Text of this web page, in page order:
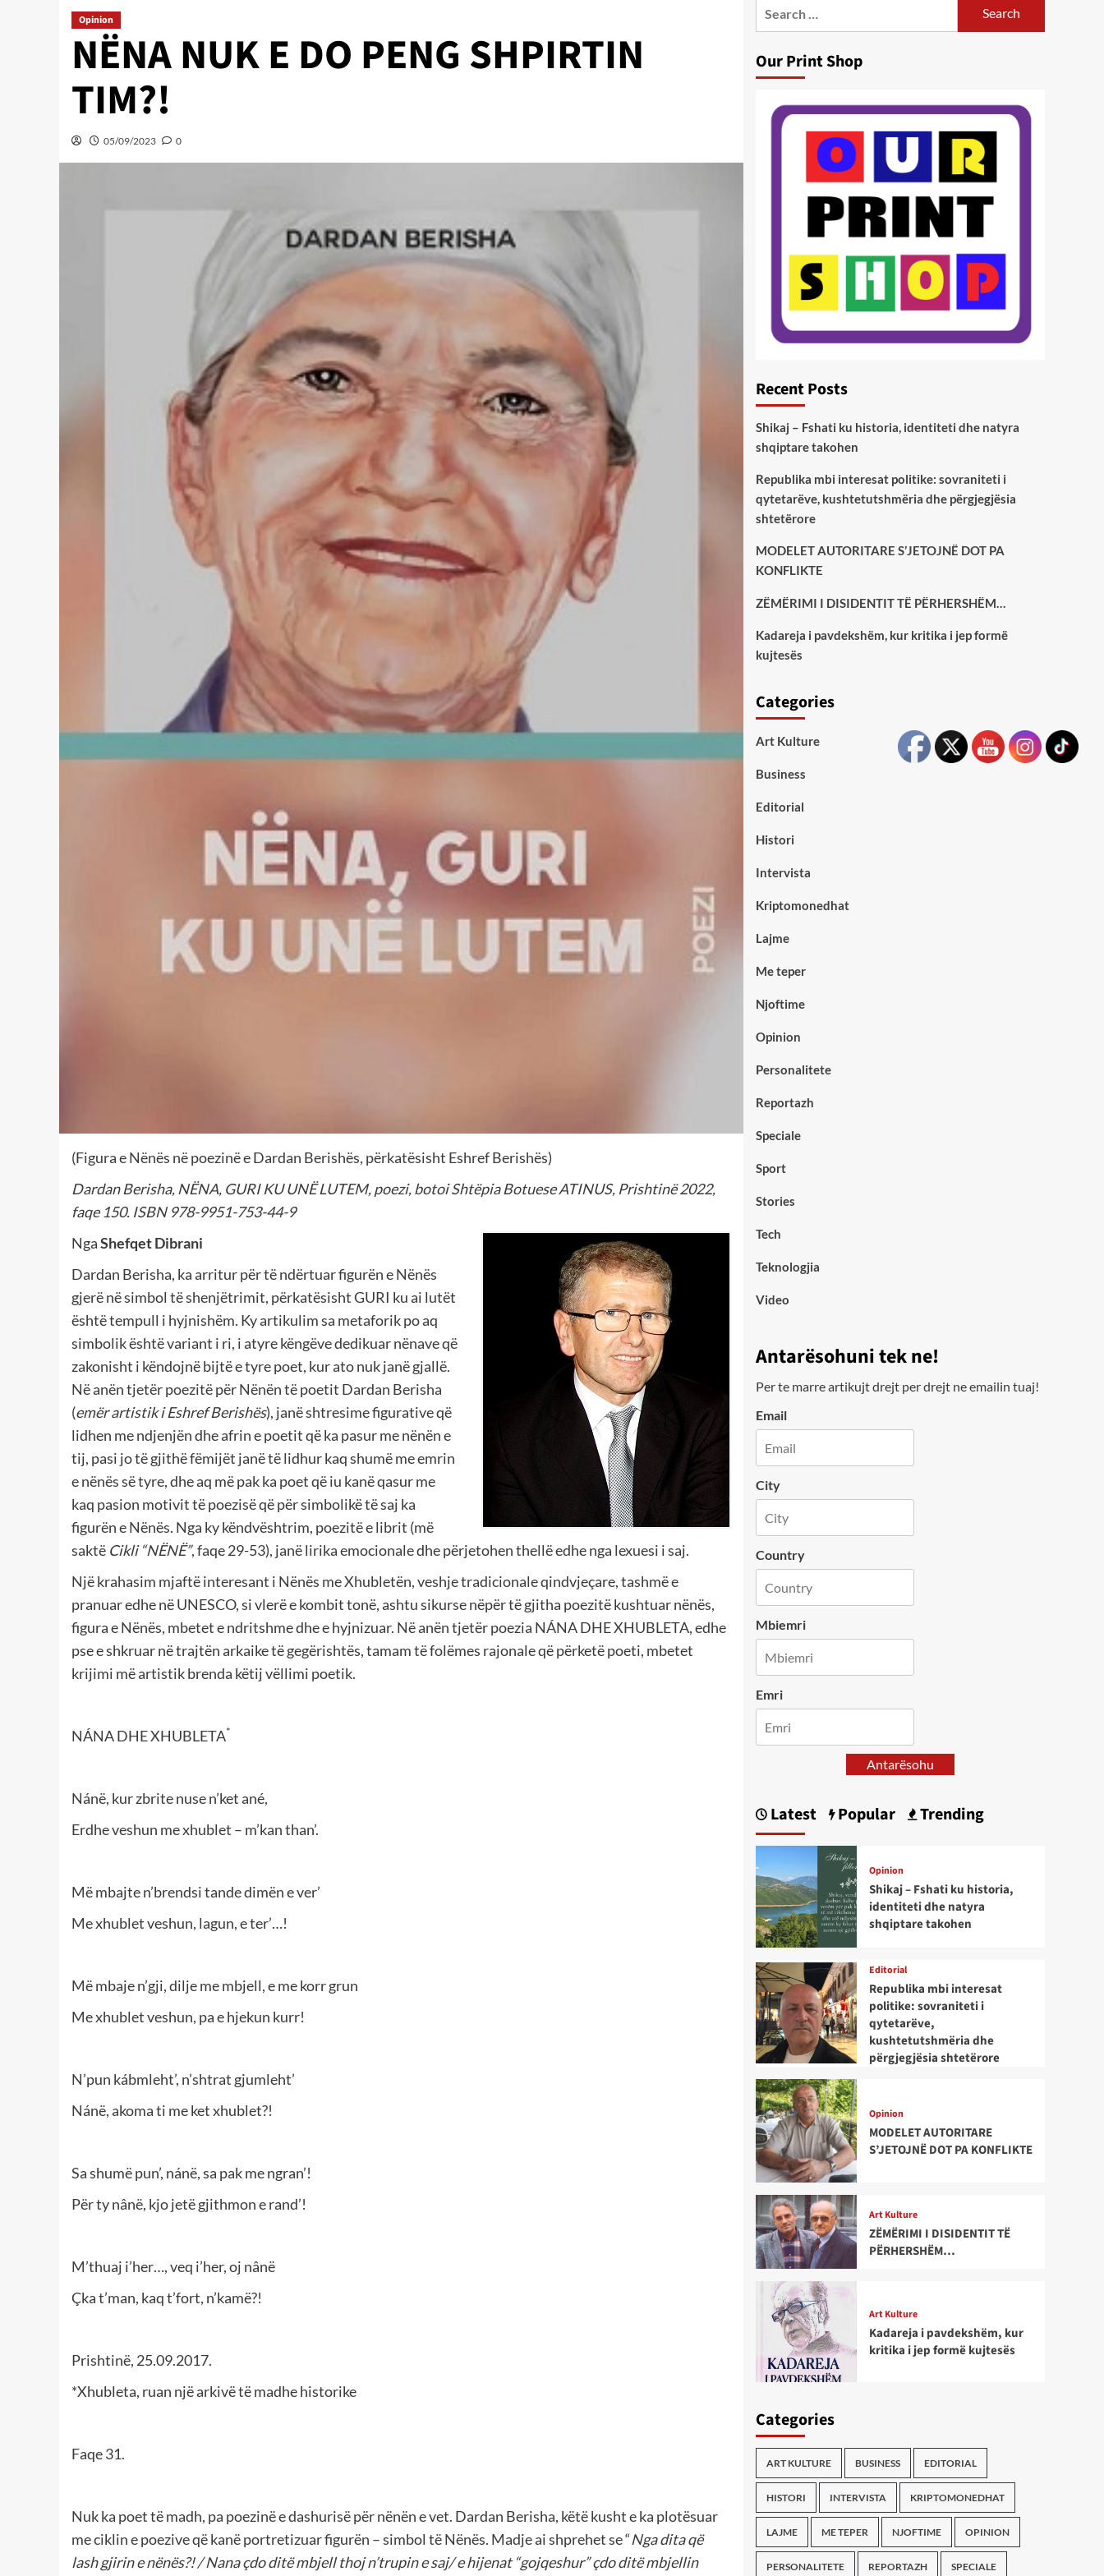
Opinion
NËNA NUK E DO PENG SHPIRTIN
TIM?!
05/09/2023 0
(Figura e Nënës në poezinë e Dardan Berishës, përkatësisht Eshref Berishës)
Dardan Berisha, NËNA, GURI KU UNË LUTEM, poezi, botoi Shtëpia Botuese ATINUS, Prishtinë 2022,
faqe 150. ISBN 978-9951-753-44-9
NgaShefqet Dibrani
Dardan Berisha, ka arritur për të ndërtuar figurën e Nënës
gjerë në simbol të shenjëtrimit, përkatësisht GURI ku ai lutët
është tempull i hyjnishëm. Ky artikulim sa metaforik po aq
simbolik është variant i ri, i atyre këngëve dedikuar nënave që
zakonisht i këndojnë bijtë e tyre poet, kur ato nuk janë gjallë.
Në anën tjetër poezitë për Nënën të poetit Dardan Berisha
(emër artistik i Eshref Berishës), janë shtresime figurative që
lidhen me ndjenjën dhe afrin e poetit që ka pasur me nënën e
tij, pasi jo të gjithë fëmijët janë të lidhur kaq shumë me emrin
e nënës së tyre, dhe aq më pak ka poet që iu kanë qasur me
kaq pasion motivit të poezisë që për simbolikë të saj ka
figurën e Nënës. Nga ky këndvështrim, poezitë e librit (më
saktë Cikli “NËNË”, faqe 29-53), janë lirika emocionale dhe përjetohen thellë edhe nga lexuesi i saj.
Një krahasim mjaftë interesant i Nënës me Xhubletën, veshje tradicionale qindvjeçare, tashmë e
pranuar edhe në UNESCO, si vlerë e kombit tonë, ashtu sikurse nëpër të gjitha poezitë kushtuar nënës,
figura e Nënës, mbetet e ndritshme dhe e hyjnizuar. Në anën tjetër poezia NÁNA DHE XHUBLETA, edhe
pse e shkruar në trajtën arkaike të gegërishtës, tamam të folëmes rajonale që përketë poeti, mbetet
krijimi më artistik brenda këtij vëllimi poetik.
NÁNA DHE XHUBLETA*
Nánë, kur zbrite nuse n’ket ané,
Erdhe veshun me xhublet – m’kan than’.
Më mbajte n’brendsi tande dimën e ver’
Me xhublet veshun, lagun, e ter’…!
Më mbaje n’gji, dilje me mbjell, e me korr grun
Me xhublet veshun, pa e hjekun kurr!
N’pun kábmleht’, n’shtrat gjumleht’
Nánë, akoma ti me ket xhublet?!
Sa shumë pun’, nánë, sa pak me ngran’!
Për ty nânë, kjo jetë gjithmon e rand’!
M’thuaj i’her…, veq i’her, oj nânë
Çka t’man, kaq t’fort, n’kamë?!
Prishtinë, 25.09.2017.
*Xhubleta, ruan një arkivë të madhe historike
Faqe 31.
Nuk ka poet të madh, pa poezinë e dashurisë për nënën e vet. Dardan Berisha, këtë kusht e ka plotësuar
me ciklin e poezive që kanë portretizuar figurën – simbol të Nënës. Madje ai shprehet se “Nga dita që
lash gjirin e nënës?! / Nana çdo ditë mbjell thoj n’trupin e saj/ e hijenat “gojqeshur” çdo ditë mbjellin
Our Print Shop
Recent Posts
Shikaj – Fshati ku historia, identiteti dhe natyra
shqiptare takohen
Republika mbi interesat politike: sovraniteti i
qytetarëve, kushtetutshmëria dhe përgjegjësia
shtetërore
MODELET AUTORITARE S’JETOJNË DOT PA
KONFLIKTE
ZËMËRIMI I DISIDENTIT TË PËRHERSHËM…
Kadareja i pavdekshëm, kur kritika i jep formë
kujtesës
Categories
Art Kulture
Business
Editorial
Histori
Intervista
Kriptomonedhat
Lajme
Me teper
Njoftime
Opinion
Personalitete
Reportazh
Speciale
Sport
Stories
Tech
Teknologjia
Video
Antarësohuni tek ne!
Per te marre artikujt drejt per drejt ne emailin tuaj!
Email
City
Country
Mbiemri
Emri
Antarësohu
Latest Popular Trending
Opinion
Shikaj – Fshati ku historia,
identiteti dhe natyra
shqiptare takohen
Editorial
Republika mbi interesat
politike: sovraniteti i
qytetarëve,
kushtetutshmëria dhe
përgjegjësia shtetërore
Opinion
MODELET AUTORITARE
S’JETOJNË DOT PA KONFLIKTE
Art Kulture
ZËMËRIMI I DISIDENTIT TË
PËRHERSHËM…
Art Kulture
Kadareja i pavdekshëm, kur
kritika i jep formë kujtesës
Categories
ART KULTURE BUSINESS EDITORIAL
HISTORI INTERVISTA KRIPTOMONEDHAT
LAJME ME TEPER NJOFTIME OPINION
PERSONALITETE REPORTAZH SPECIALE